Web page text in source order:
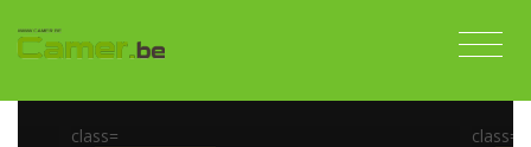
class= class=